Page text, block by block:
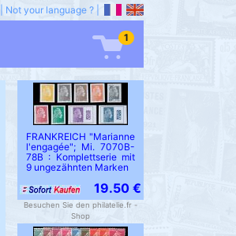
Not your language ?
1
FRANKREICH "Marianne
l'engagée"; Mi. 7070B-
78B : Komplettserie mit
9 ungezähnten Marken
19.50 €
Besuchen Sie den philatelie.fr -
Shop